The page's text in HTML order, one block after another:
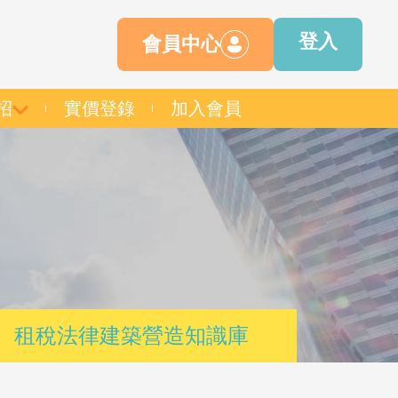
會員中心 登入
實價登錄 加入會員
租稅法律建築營造知識庫